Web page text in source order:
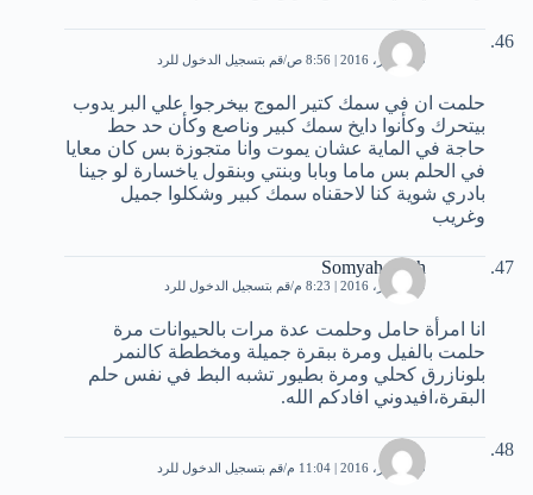
وفاء
19 أكتوبر، 2016 | 8:56 ص قم بتسجيل الدخول للرد
حلمت ان في سمك كتير الموج بيخرجوا علي البر يدوب
بيتحرك وكأنوا دايخ سمك كبير وناصع وكأن حد حط
حاجة في الماية عشان يموت وانا متجوزة بس كان معايا
في الحلم بس ماما وبابا وبنتي وبنقول ياخسارة لو جينا
بادري شوية كنا لاحقناه سمك كبير وشكلوا جميل
وغريب
Somyah saleh
19 أكتوبر، 2016 | 8:23 م قم بتسجيل الدخول للرد
انا امرأة حامل وحلمت عدة مرات بالحيوانات مرة
حلمت بالفيل ومرة ببقرة جميلة ومخططة كالنمر
بلونازرق كحلي ومرة بطيور تشبه البط في نفس حلم
البقرة،افيدوني افادكم الله.
محمد
19 أكتوبر، 2016 | 11:04 م قم بتسجيل الدخول للرد